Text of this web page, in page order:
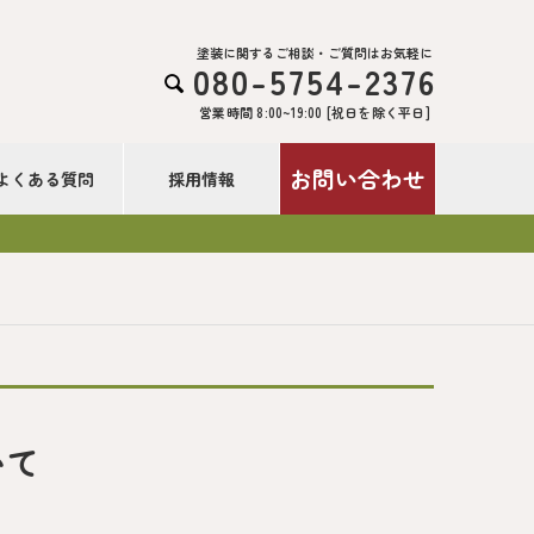

塗装に関するご相談・ご質問はお気軽に
080-5754-2376
営業時間 8:00~19:00 [祝日を除く平日]
くある質問 採用情報 お問い合わせ